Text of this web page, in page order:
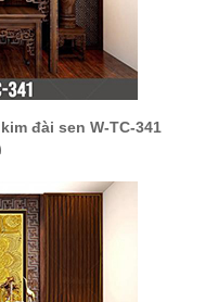
đài sen W-TC-341